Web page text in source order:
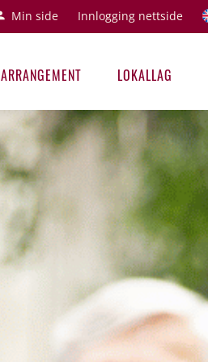
Min side Innlogging nettside
ARRANGEMENT LOKALLAG